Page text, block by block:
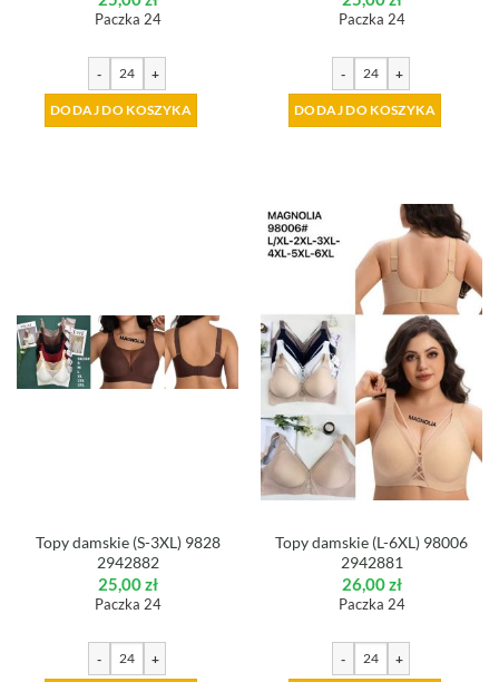
Paczka 24
- +
DODAJ DO KOSZYKA
Paczka 24
- +
DODAJ DO KOSZYKA
Topy damskie (S-3XL) 9828
2942882
25,00zł
Paczka 24
- +
Topy damskie (L-6XL) 98006
2942881
26,00zł
Paczka 24
- +